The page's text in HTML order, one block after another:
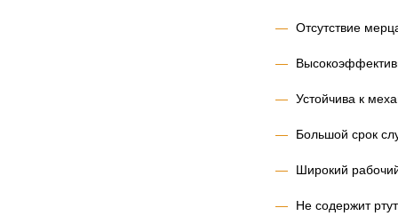
Отсутствие
Устойчива к
Большой срок
Широкий
Не содержит